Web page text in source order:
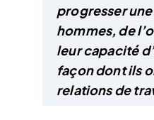
progresser
hommes, de
leur capacité
façon dont ils
relations de